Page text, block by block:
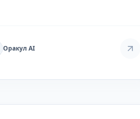
Оракул AI